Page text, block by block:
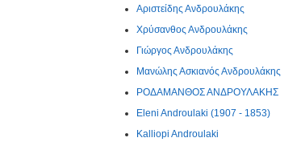
Αριστείδης Ανδρουλάκης
Χρύσανθος Ανδρουλάκης
Γιώργος Ανδρουλάκης
Μανώλης Ασκιανός Ανδρουλάκης
ΡΟΔΑΜΑΝΘΟΣ ΑΝΔΡΟΥΛΑΚΗΣ
Eleni Androulaki (1907 - 1853)
Kalliopi Androulaki